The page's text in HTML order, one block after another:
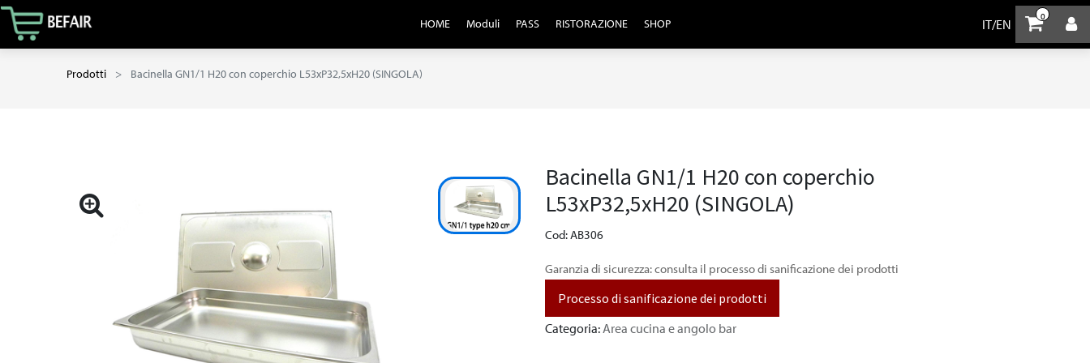
HOME Moduli PASS RISTORAZIONE SHOP
0
IT/EN
Prodotti Bacinella GN1/1 H20 con coperchio L53xP32,5xH20 (SINGOLA)
Bacinella GN1/1 H20 con coperchio
L53xP32,5xH20 (SINGOLA)
Cod: AB306
Garanzia di sicurezza: consulta il processo di sanificazione dei prodotti
Processo di sanificazione dei prodotti
Categoria: Area cucina e angolo bar